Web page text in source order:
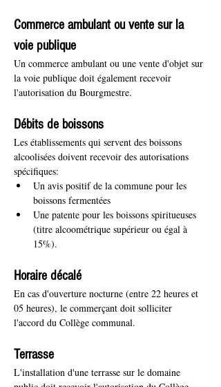
Commerce ambulant ou vente sur la
voie publique
Un commerce ambulant ou une vente d'objet sur
la voie publique doit également recevoir
l'autorisation du Bourgmestre.
Débits de boissons
Les établissements qui servent des boissons
alcoolisées doivent recevoir des autorisations
spécifiques:
Un avis positif de la commune pour les
boissons fermentées
Une patente pour les boissons spiritueuses
(titre alcoométrique supérieur ou égal à
15%).
Horaire décalé
En cas d'ouverture nocturne (entre 22 heures et
05 heures), le commerçant doit solliciter
l'accord du Collège communal.
Terrasse
L'installation d'une terrasse sur le domaine